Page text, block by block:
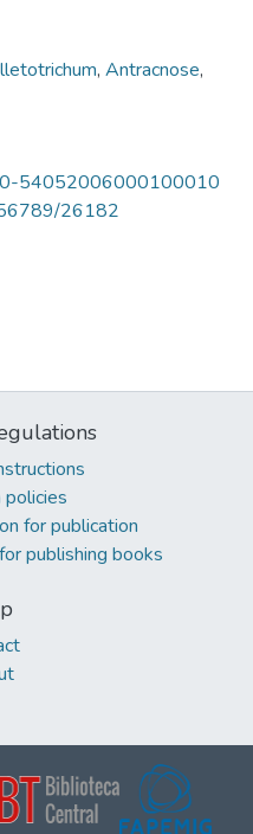
, Antracnose,
54052006000100010
26182
policies
for publication
publishing books